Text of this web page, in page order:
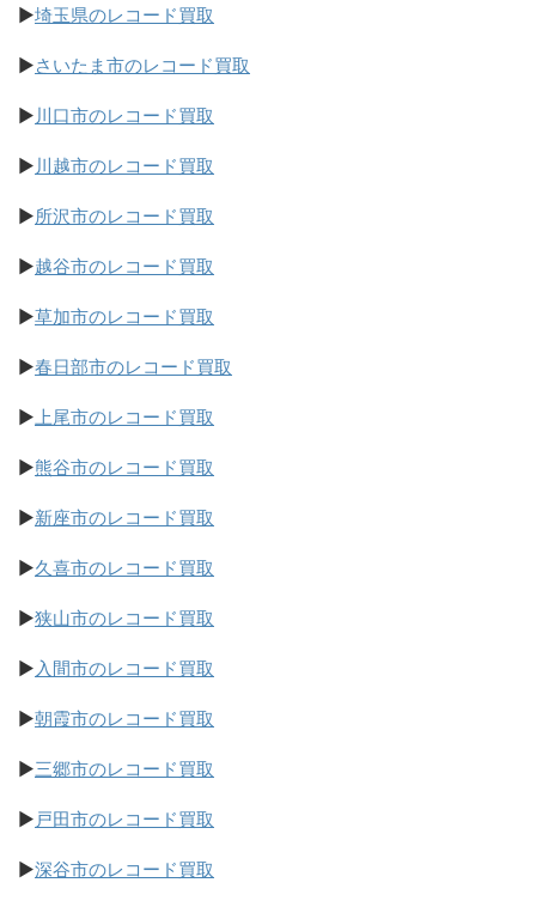
▶埼玉県のレコード買取
▶さいたま市のレコード買取
▶川口市のレコード買取
▶川越市のレコード買取
▶所沢市のレコード買取
▶越谷市のレコード買取
▶草加市のレコード買取
▶春日部市のレコード買取
▶上尾市のレコード買取
▶熊谷市のレコード買取
▶新座市のレコード買取
▶久喜市のレコード買取
▶狭山市のレコード買取
▶入間市のレコード買取
▶朝霞市のレコード買取
▶三郷市のレコード買取
▶戸田市のレコード買取
▶深谷市のレコード買取